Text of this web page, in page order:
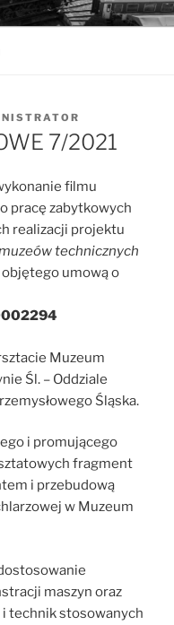
7/2021
filmu
pracę zabytkowych
realizacji projektu
technicznych
objętego umową o
Muzeum
Śl. – Oddziale
Śląska.
i promującego
fragment
i przebudową
w Muzeum
maszyn oraz
i technik stosowanych